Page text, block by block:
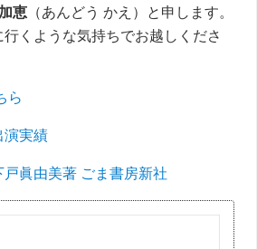
恵 （あんどう かえ）と申します。
くような気持ちでお越しくださ
ら
演実績
戸眞由美著 ごま書房新社